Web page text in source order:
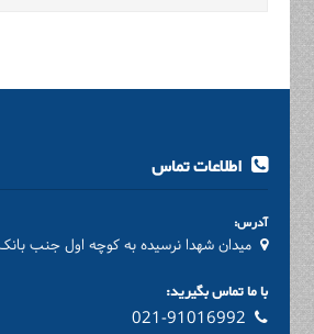
اطلاعات تماس
آدرس:
میدان شهدا نرسیده به کوچه اول جنب
با ما تماس بگیرید:
021-91016992